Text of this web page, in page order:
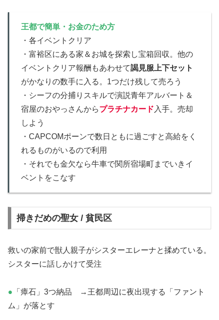
王都で簡単・お金のため方
・各イベントクリア
・富裕区にある家＆お城を探索し宝箱回収。他の
イベントクリア報酬もあわせて謁見服上下セット
がかなりの数手に入る。1つだけ残して売ろう
・シーフの分捕りスキルで演説青年アルバート＆
宿屋のおやっさんからプラチナカード入手。売却
しよう
・CAPCOMポーンで数日ともに過ごすと高給をく
れるものがいるので利用
・それでも金欠なら牛車で関所宿場町までいきイ
ベントをこなす
掃きだめの聖女 / 貧民区
救いの家前で獣人親子がシスターエレーナと揉めている。
シスターに話しかけて受注
● 「瘴石」3つ納品 →王都周辺に夜出現する「ファント
ム」が落とす